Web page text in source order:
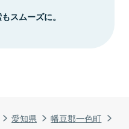
愛知県
幡豆郡一色町
スムーズに。